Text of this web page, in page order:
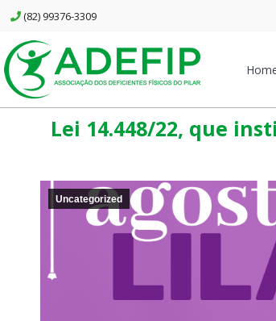
(82) 99376-3309
Lei 14.448/22, que
Uncategorized